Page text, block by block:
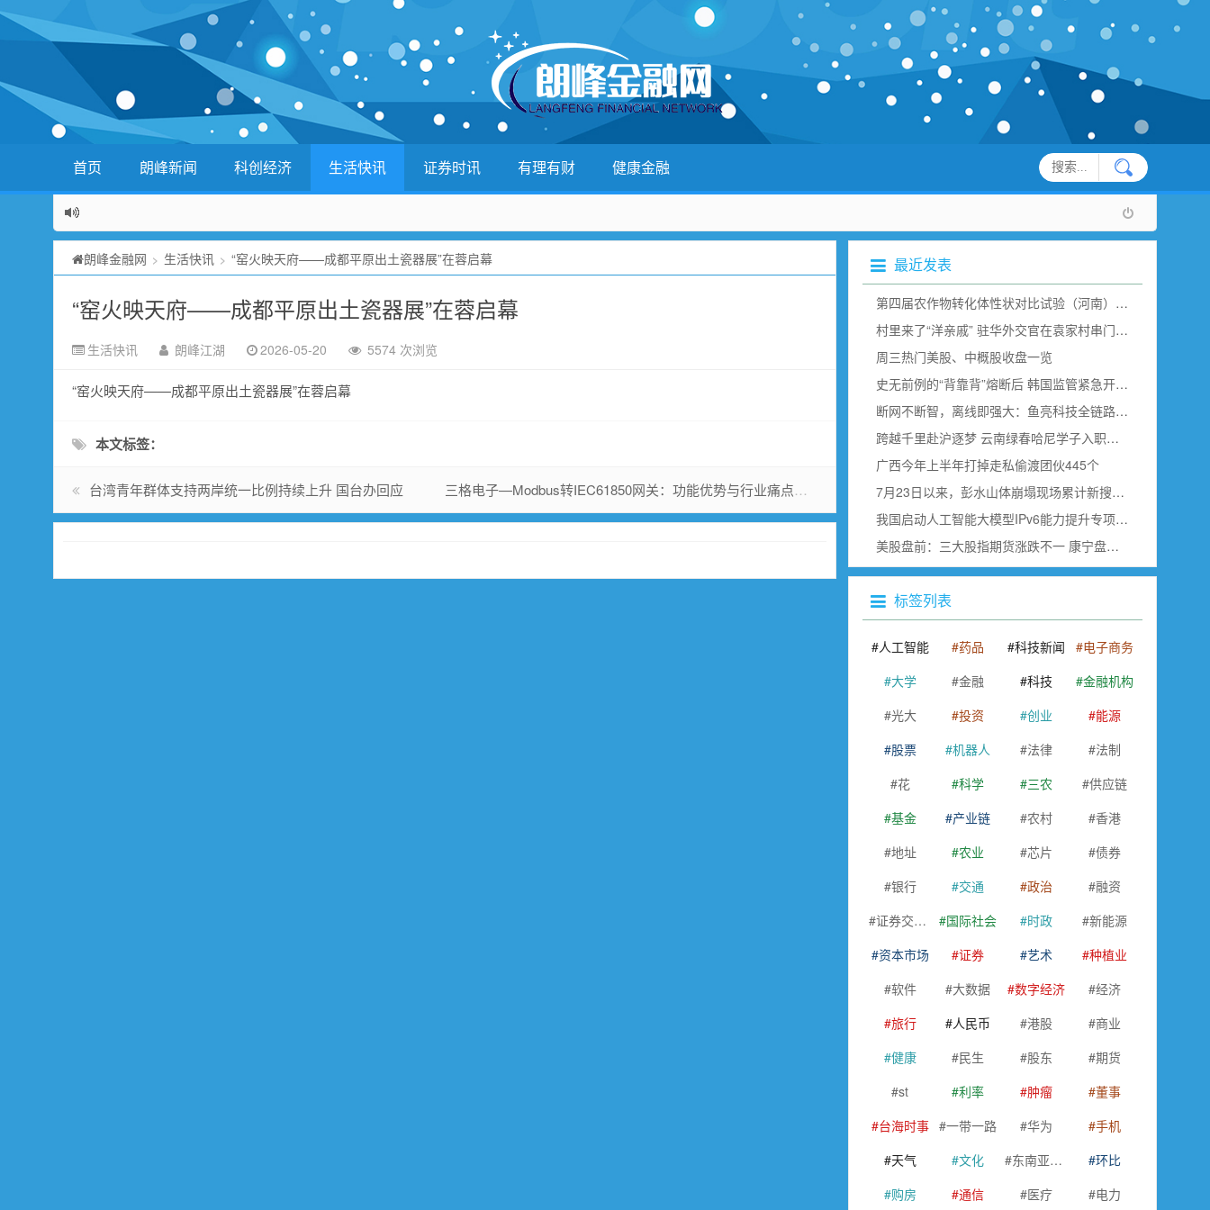
首页 朗峰新闻 科创经济 生活快讯 证券时讯 有理有财 健康金融
朗峰金融网 > 生活快讯 > “窑火映天府——成都平原出土瓷器展”在蓉启幕
“窑火映天府——成都平原出土瓷器展”在蓉启幕
生活快讯 朗峰江湖 2026-05-20 5574 次浏览
“窑火映天府——成都平原出土瓷器展”在蓉启幕
本文标签：
台湾青年群体支持两岸统一比例持续上升 国台办回应 三格电子—Modbus转IEC61850网关：功能优势与行业痛点解决方案
最近发表
第四届农作物转化体性状对比试验（河南）现场观摩在新乡举行
村里来了“洋亲戚” 驻华外交官在袁家村串门“取经”（组图）
周三热门美股、中概股收盘一览
史无前例的“背靠背”熔断后 韩国监管紧急开会说了点啥？
断网不断智，离线即强大：鱼亮科技全链路边缘语音赋能具身智能
跨越千里赴沪逐梦 云南绿春哈尼学子入职上海虹桥空港
广西今年上半年打掉走私偷渡团伙445个
7月23日以来，彭水山体崩塌现场累计新搜寻确认出30名遇难者
我国启动人工智能大模型IPv6能力提升专项行动
美股盘前：三大股指期货涨跌不一 康宁盘前跌超18% SK海力士即将公布财报
标签列表
人工智能 药品 科技新闻
电子商务
大学
金融 科技
金融机构
光大
投资 创业
能源
股票
机器人 法律
法制
花
科学 三农
供应链
基金
产业链 农村
香港
地址
农业 芯片
债券
银行
交通 政治
融资
证券交易所
国际社会 时政
新能源
资本市场
证券 艺术
种植业
软件
大数据 数字经济
经济
旅行
人民币 港股
商业
健康
民生 股东
期货
st
利率 肿瘤
董事
台海时事
一带一路 华为
手机
天气
文化 东南亚国家联盟
环比
购房
通信 医疗 电力